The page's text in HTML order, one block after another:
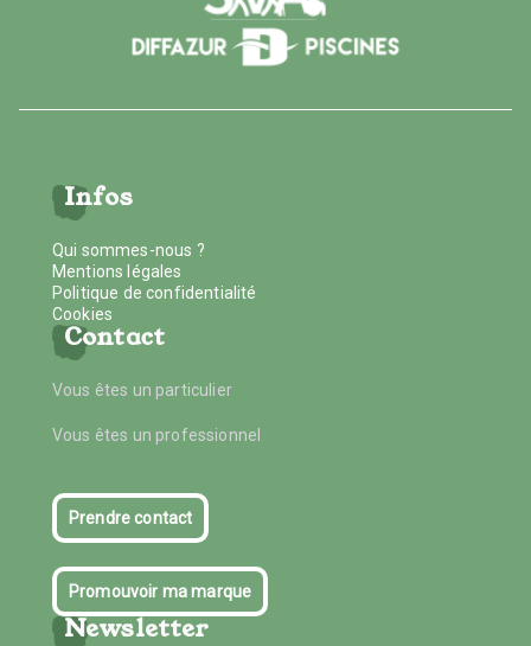
Infos
Qui sommes-nous ?
Mentions légales
Politique de confidentialité
Cookies
Contact
Vous êtes un particulier
Vous êtes un professionnel
Prendre contact
Promouvoir ma marque
Newsletter